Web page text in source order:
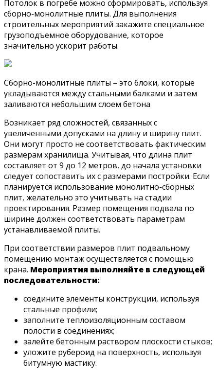
Потолок в погребе можно сформировать, используя
сборно-монолитные плиты. Для выполнения
строительных мероприятий закажите специальное
грузоподъемное оборудование, которое
значительно ускорит работы.
Cборно-монолитные плиты – это блоки, которые
укладываются между стальными балками и затем
заливаются небольшим слоем бетона
Возникает ряд сложностей, связанных с
увеличенными допусками на длину и ширину плит.
Они могут просто не соответствовать фактическим
размерам хранилища. Учитывая, что длина плит
составляет от 9 до 12 метров, до начала установки
следует сопоставить их с размерами постройки. Если
планируется использование монолитно-сборных
плит, желательно это учитывать на стадии
проектирования. Размер помещения подвала по
ширине должен соответствовать параметрам
устанавливаемой плиты.
При соответствии размеров плит подвальному
помещению монтаж осуществляется с помощью
крана. Мероприятия выполняйте в следующей
последовательности:
соедините элементы конструкции, используя
стальные профили;
заполните теплоизоляционным составом
полости в соединениях;
залейте бетонным раствором плоскости стыков;
уложите рубероид на поверхность, используя
битумную мастику.